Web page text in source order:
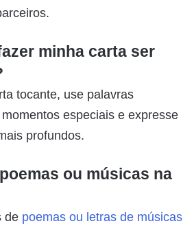
minha carta ser
tocante, use palavras
especiais e expresse
profundos.
ou músicas na
de poemas ou letras de músicas